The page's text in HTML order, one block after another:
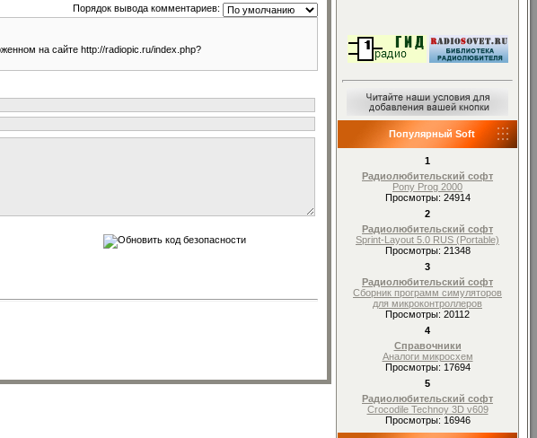
Порядок вывода комментариев:
на сайте http://radiopic.ru/index.php?
Популярный Soft
1
Радиолюбительский софт
Pony Prog 2000
Просмотры: 24914
2
Радиолюбительский софт
Sprint-Layout 5.0 RUS (Portable)
Просмотры: 21348
3
Радиолюбительский софт
Сборник программ симуляторов
для микроконтроллеров
Просмотры: 20112
4
Справочники
Аналоги микросхем
Просмотры: 17694
5
Радиолюбительский софт
Crocodile Technoy 3D v609
Просмотры: 16946